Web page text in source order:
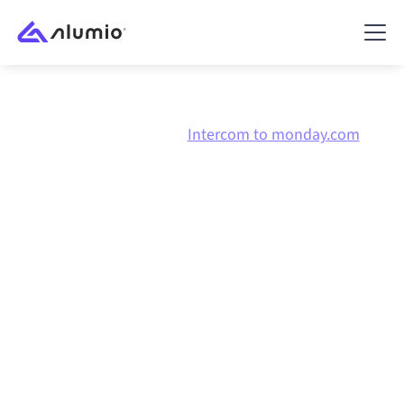
Intercom to monday.com